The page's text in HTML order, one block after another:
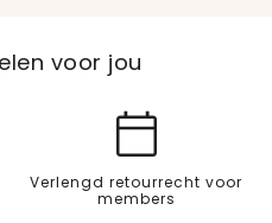
voor jou
Verlengd retourrecht voor
members